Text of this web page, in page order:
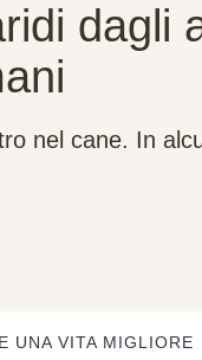
dagli
nel cane. In
UNA VITA MIGLIORE